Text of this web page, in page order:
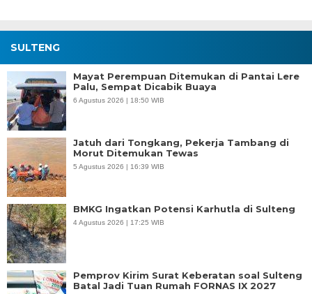
SULTENG
Mayat Perempuan Ditemukan di Pantai Lere
Palu, Sempat Dicabik Buaya
6 Agustus 2026 | 18:50 WIB
Jatuh dari Tongkang, Pekerja Tambang di
Morut Ditemukan Tewas
5 Agustus 2026 | 16:39 WIB
BMKG Ingatkan Potensi Karhutla di Sulteng
4 Agustus 2026 | 17:25 WIB
Pemprov Kirim Surat Keberatan soal Sulteng
Batal Jadi Tuan Rumah FORNAS IX 2027